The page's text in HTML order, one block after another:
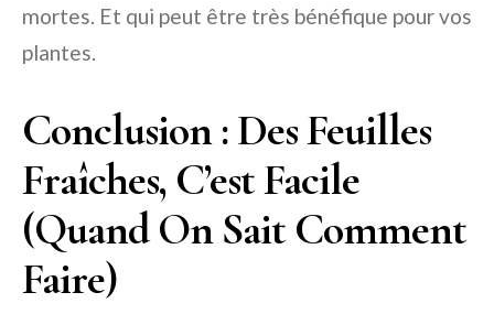
mortes. Et qui peut être très bénéfique pour vos
plantes.
Conclusion : Des Feuilles
Fraîches, C’est Facile
(Quand On Sait Comment
Faire)